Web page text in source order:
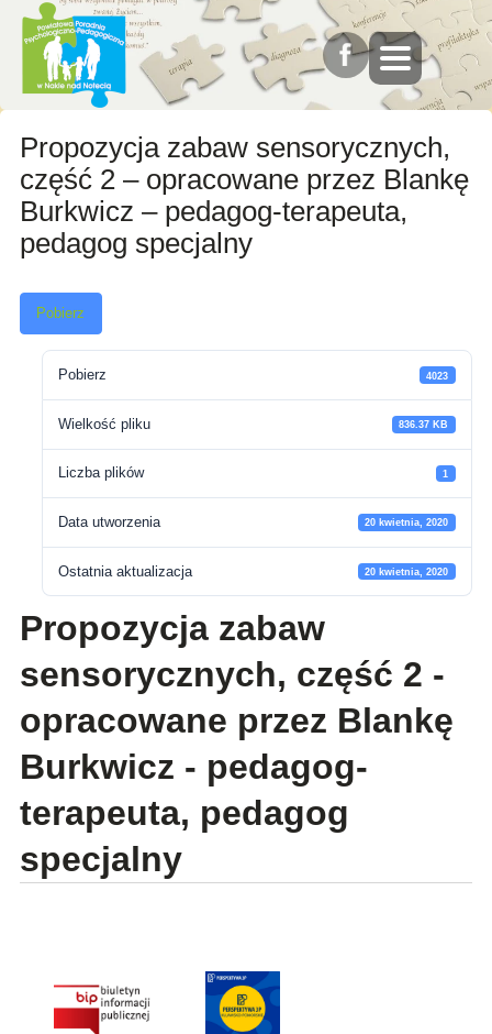
Propozycja zabaw sensorycznych,
część 2 – opracowane przez Blankę
Burkwicz – pedagog-terapeuta,
pedagog specjalny
Pobierz
Pobierz 4023
Wielkość pliku 836.37 KB
Liczba plików 1
Data utworzenia 20 kwietnia, 2020
Ostatnia aktualizacja 20 kwietnia, 2020
Propozycja zabaw
sensorycznych, część 2 -
opracowane przez Blankę
Burkwicz - pedagog-
terapeuta, pedagog
specjalny